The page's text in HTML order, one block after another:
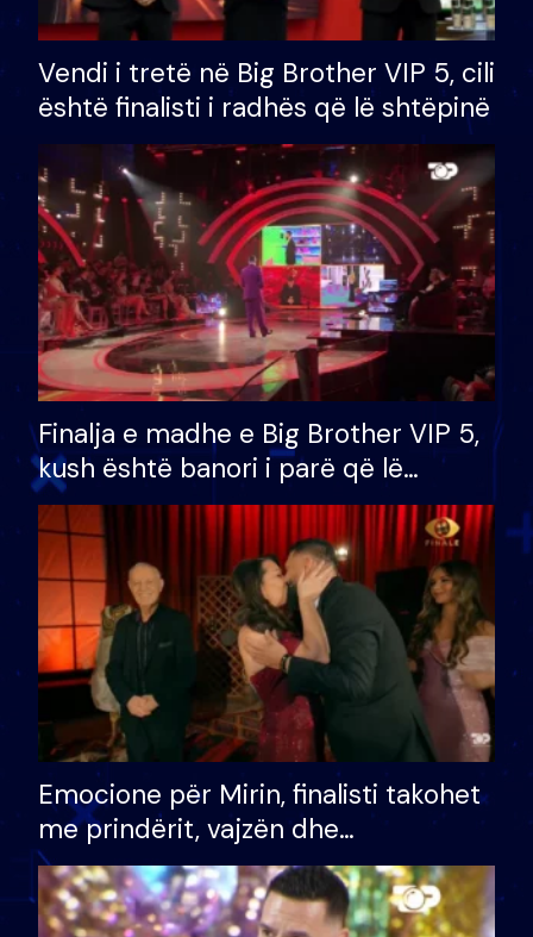
Vendi i tretë në Big Brother VIP 5, cili
është finalisti i radhës që lë shtëpinë
Finalja e madhe e Big Brother VIP 5,
kush është banori i parë që lë
shtëpinë dhe humb mundësinë për
të fituar çmimin e madh
Emocione për Mirin, finalisti takohet
me prindërit, vajzën dhe
bashkëshorten: S’kemi ndonjë letër
divorci apo jo?